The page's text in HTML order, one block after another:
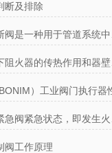
断及排除
阀工作原理